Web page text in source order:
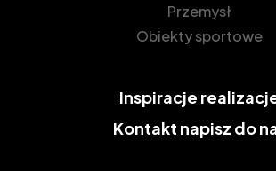
Przemysł
Obiekty sportowe
Inspiracje
Kontakt napisz do